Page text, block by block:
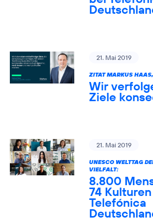
21. Mai 2019
ZITAT MARKUS
Wir
Ziele
21. Mai 2019
UNESCO WELTTAG
VIELFALT:
8.800
74
Telefónica